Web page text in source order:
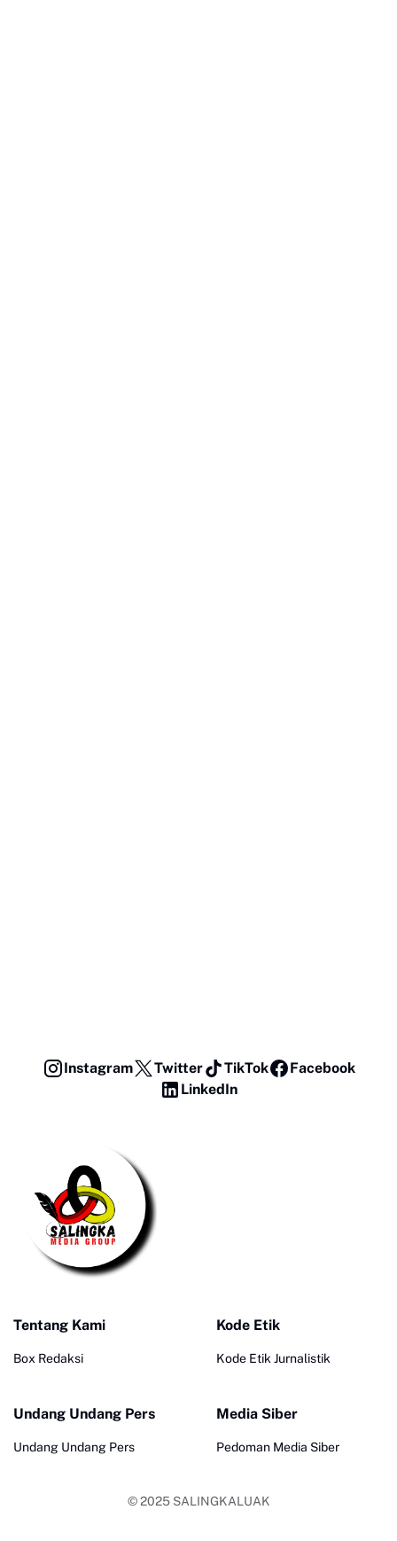
Instagram Twitter TikTok
Facebook
LinkedIn
Tentang Kami
Box Redaksi
Kode Etik
Kode Etik Jurnalistik
Undang Undang Pers
Undang Undang Pers
Media Siber
Pedoman Media Siber
© 2025 SALINGKALUAK